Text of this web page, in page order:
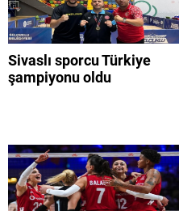
Sivaslı sporcu Türkiye
şampiyonu oldu